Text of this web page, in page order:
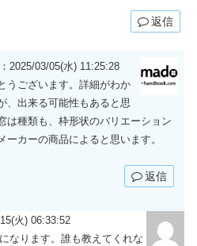
返信
2025/03/05(水) 11:25:28
うございます。詳細がわか
、出来る可能性もあると思
は種類も、枠形状のバリエーション
カーの商品によると思います。
返信
火) 06:33:52
なります。誰も教えてくれな